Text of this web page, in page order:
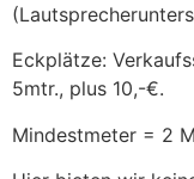
Eckplätze:
5mtr., plus 10,-€.
Mindestmeter = 2